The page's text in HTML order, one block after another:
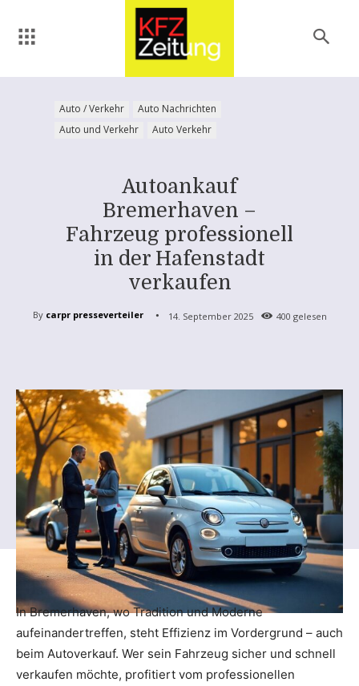
Auto / Verkehr
Auto Nachrichten
Auto und Verkehr
Auto Verkehr
Autoankauf
Bremerhaven –
Fahrzeug professionell
in der Hafenstadt
verkaufen
By carpr presseverteiler 14. September 2025 400 gelesen
In Bremerhaven, wo Tradition und Moderne
aufeinandertreffen, steht Effizienz im Vordergrund – auch
beim Autoverkauf. Wer sein Fahrzeug sicher und schnell
verkaufen möchte, profitiert vom professionellen